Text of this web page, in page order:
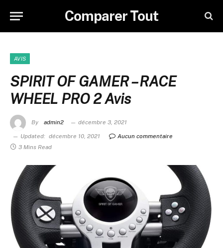
Comparer Tout
AVIS
SPIRIT OF GAMER – RACE
WHEEL PRO 2 Avis
By admin2
décembre 3, 2021
Updated: décembre 10, 2021
Aucun commentaire
3 Mins Read